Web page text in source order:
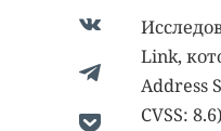
Link,
Address
CVSS: